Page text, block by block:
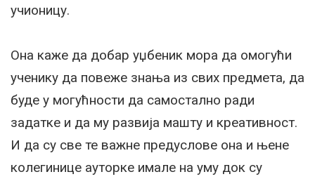
учионицу.
Она каже да добар уџбеник мора да омогући
ученику да повеже знања из свих предмета, да
буде у могућности да самостално ради
задатке и да му развија машту и креативност.
И да су све те важне предуслове она и њене
колегинице ауторке имале на уму док су